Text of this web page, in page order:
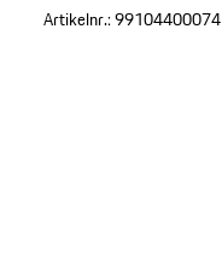
Artikelnr.:99104400074